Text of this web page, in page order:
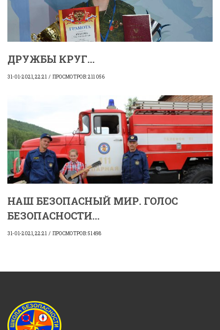
ДРУЖБЫ КРУГ...
31-01-2021, 22:21 ПРОСМОТРОВ: 211 056
НАШ БЕЗОПАСНЫЙ МИР. ГОЛОС
БЕЗОПАСНОСТИ...
31-01-2021, 22:21 ПРОСМОТРОВ: 51 498